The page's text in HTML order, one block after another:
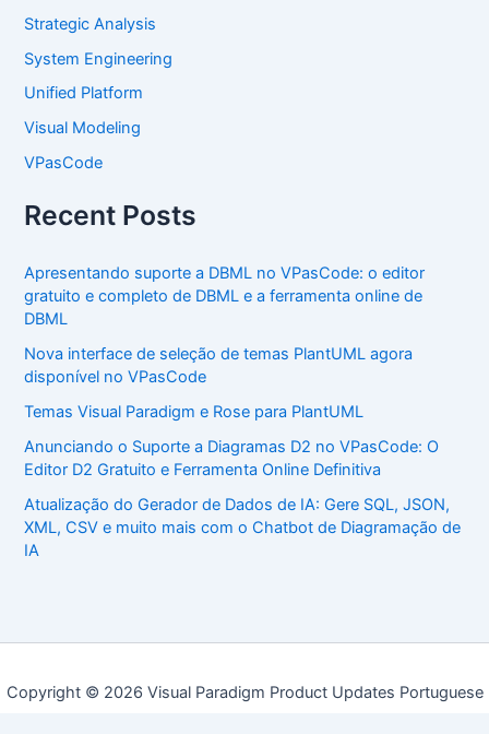
Strategic Analysis
System Engineering
Unified Platform
Visual Modeling
VPasCode
Recent Posts
Apresentando suporte a DBML no VPasCode: o editor
gratuito e completo de DBML e a ferramenta online de
DBML
Nova interface de seleção de temas PlantUML agora
disponível no VPasCode
Temas Visual Paradigm e Rose para PlantUML
Anunciando o Suporte a Diagramas D2 no VPasCode: O
Editor D2 Gratuito e Ferramenta Online Definitiva
Atualização do Gerador de Dados de IA: Gere SQL, JSON,
XML, CSV e muito mais com o Chatbot de Diagramação de
IA
Copyright © 2026 Visual Paradigm Product Updates Portuguese